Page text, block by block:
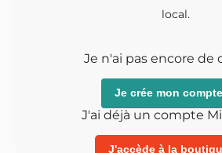
local.
Je n'ai pas encore de
Je crée mon compte
J'ai déjà un compte
J'accède à la